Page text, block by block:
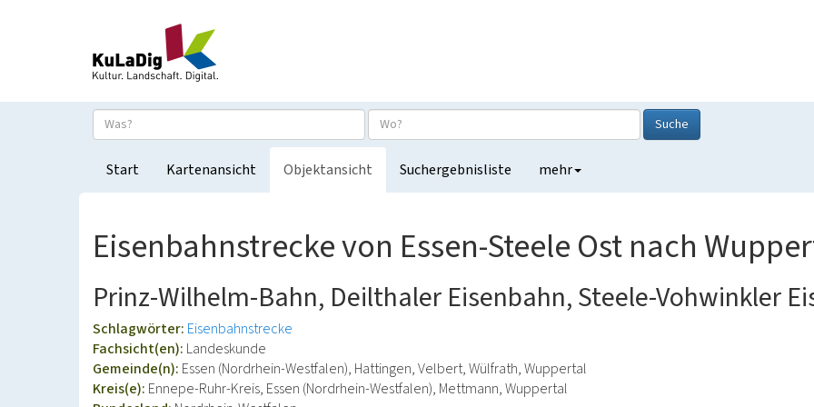
Suche
Start Kartenansicht Objektansicht Suchergebnisliste mehr
Eisenbahnstrecke von Essen-Steele Ost nach
Prinz-Wilhelm-Bahn, Deilthaler Eisenbahn, Steele-Vohwinkler
Schlagwörter: Eisenbahnstrecke
Fachsicht(en): Landeskunde
Gemeinde(n): Essen (Nordrhein-Westfalen), Hattingen, Velbert, Wülfrath, Wuppertal
Kreis(e): Ennepe-Ruhr-Kreis, Essen (Nordrhein-Westfalen), Mettmann, Wuppertal